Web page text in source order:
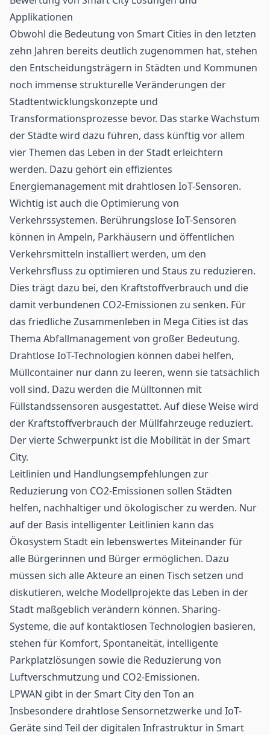
Applikationen
Obwohl die Bedeutung von Smart Cities in den letzten
zehn Jahren bereits deutlich zugenommen hat, stehen
den Entscheidungsträgern in Städten und Kommunen
noch immense strukturelle Veränderungen der
Stadtentwicklungskonzepte und
Transformationsprozesse bevor. Das starke Wachstum
der Städte wird dazu führen, dass künftig vor allem
vier Themen das Leben in der Stadt erleichtern
werden. Dazu gehört ein effizientes
Energiemanagement mit drahtlosen IoT-Sensoren.
Wichtig ist auch die Optimierung von
Verkehrssystemen. Berührungslose IoT-Sensoren
können in Ampeln, Parkhäusern und öffentlichen
Verkehrsmitteln installiert werden, um den
Verkehrsfluss zu optimieren und Staus zu reduzieren.
Dies trägt dazu bei, den Kraftstoffverbrauch und die
damit verbundenen CO2-Emissionen zu senken. Für
das friedliche Zusammenleben in Mega Cities ist das
Thema Abfallmanagement von großer Bedeutung.
Drahtlose IoT-Technologien können dabei helfen,
Müllcontainer nur dann zu leeren, wenn sie tatsächlich
voll sind. Dazu werden die Mülltonnen mit
Füllstandssensoren ausgestattet. Auf diese Weise wird
der Kraftstoffverbrauch der Müllfahrzeuge reduziert.
Der vierte Schwerpunkt ist die Mobilität in der Smart
City.
Leitlinien und Handlungsempfehlungen zur
Reduzierung von CO2-Emissionen sollen Städten
helfen, nachhaltiger und ökologischer zu werden. Nur
auf der Basis intelligenter Leitlinien kann das
Ökosystem Stadt ein lebenswertes Miteinander für
alle Bürgerinnen und Bürger ermöglichen. Dazu
müssen sich alle Akteure an einen Tisch setzen und
diskutieren, welche Modellprojekte das Leben in der
Stadt maßgeblich verändern können. Sharing-
Systeme, die auf kontaktlosen Technologien basieren,
stehen für Komfort, Spontaneität, intelligente
Parkplatzlösungen sowie die Reduzierung von
Luftverschmutzung und CO2-Emissionen.
LPWAN gibt in der Smart City den Ton an
Insbesondere drahtlose Sensornetzwerke und IoT-
Geräte sind Teil der digitalen Infrastruktur in Smart